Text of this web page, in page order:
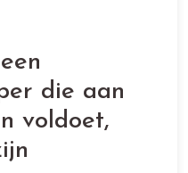
die aan
voldoet,